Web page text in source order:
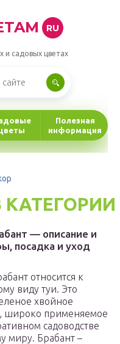
RU
и садовых цветах
Полезная
информация
— описание и
посадка и уход
относится к
виду туи. Это
хвойное
широко применяемое
садоводстве
миру. Брабант –